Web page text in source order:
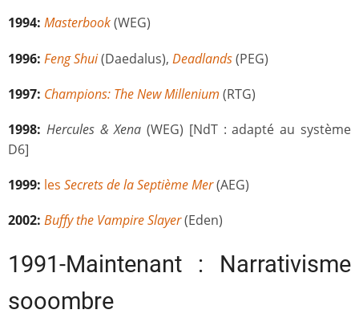
1994: Masterbook(WEG)
1996: Feng Shui(Daedalus), Deadlands(PEG)
1997: Champions: The New Millenium (RTG)
1998: Hercules & Xena (WEG) [NdT : adapté au système
D6]
1999: les Secrets de la Septième Mer(AEG)
2002: Buffy the Vampire Slayer(Eden)
1991-Maintenant : Narrativisme
sooombre